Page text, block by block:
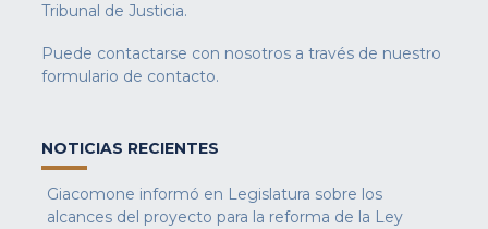
Tribunal de Justicia.
Puede contactarse con nosotros a través de nuestro
formulario de contacto.
NOTICIAS RECIENTES
Giacomone informó en Legislatura sobre los
alcances del proyecto para la reforma de la Ley